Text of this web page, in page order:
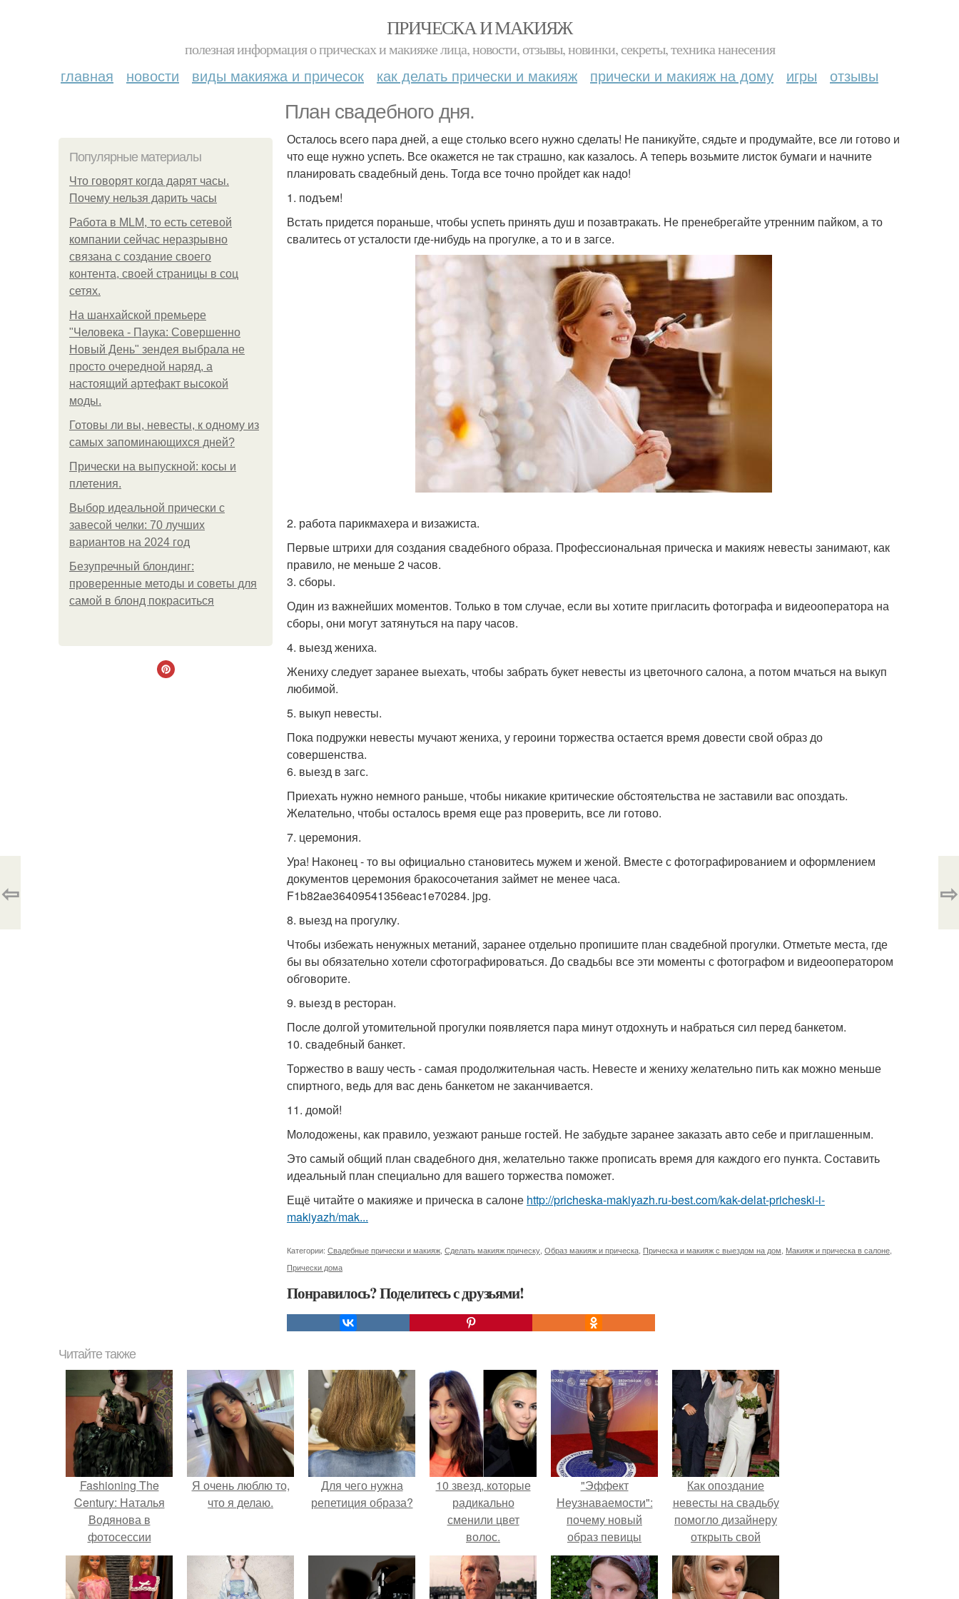
ПРИЧЕСКА И МАКИЯЖ
полезная информация о прическах и макияже лица, новости, отзывы, новинки, секреты, техника нанесения
главная новости виды макияжа и причесок как делать прически и макияж прически и макияж на дому игры отзывы
План свадебного дня.
Популярные материалы
Что говорят когда дарят часы.
Почему нельзя дарить часы
Работа в MLM, то есть сетевой
компании сейчас неразрывно
связана с создание своего
контента, своей страницы в соц
сетях.
На шанхайской премьере
"Человека - Паука: Совершенно
Новый День" зендея выбрала не
просто очередной наряд, а
настоящий артефакт высокой
моды.
Готовы ли вы, невесты, к одному из
самых запоминающихся дней?
Прически на выпускной: косы и
плетения.
Выбор идеальной прически с
завесой челки: 70 лучших
вариантов на 2024 год
Безупречный блондинг:
проверенные методы и советы для
самой в блонд покраситься
Осталось всего пара дней, а еще столько всего нужно сделать! Не паникуйте, сядьте и продумайте, все ли готово и
что еще нужно успеть. Все окажется не так страшно, как казалось. А теперь возьмите листок бумаги и начните
планировать свадебный день. Тогда все точно пройдет как надо!
1. подъем!
Встать придется пораньше, чтобы успеть принять душ и позавтракать. Не пренебрегайте утренним пайком, а то
свалитесь от усталости где-нибудь на прогулке, а то и в загсе.
2. работа парикмахера и визажиста.
Первые штрихи для создания свадебного образа. Профессиональная прическа и макияж невесты занимают, как
правило, не меньше 2 часов.
3. сборы.
Один из важнейших моментов. Только в том случае, если вы хотите пригласить фотографа и видеооператора на
сборы, они могут затянуться на пару часов.
4. выезд жениха.
Жениху следует заранее выехать, чтобы забрать букет невесты из цветочного салона, а потом мчаться на выкуп
любимой.
5. выкуп невесты.
Пока подружки невесты мучают жениха, у героини торжества остается время довести свой образ до
совершенства.
6. выезд в загс.
Приехать нужно немного раньше, чтобы никакие критические обстоятельства не заставили вас опоздать.
Желательно, чтобы осталось время еще раз проверить, все ли готово.
7. церемония.
Ура! Наконец - то вы официально становитесь мужем и женой. Вместе с фотографированием и оформлением
документов церемония бракосочетания займет не менее часа.
F1b82ae36409541356eac1e70284. jpg.
8. выезд на прогулку.
Чтобы избежать ненужных метаний, заранее отдельно пропишите план свадебной прогулки. Отметьте места, где
бы вы обязательно хотели сфотографироваться. До свадьбы все эти моменты с фотографом и видеооператором
обговорите.
9. выезд в ресторан.
После долгой утомительной прогулки появляется пара минут отдохнуть и набраться сил перед банкетом.
10. свадебный банкет.
Торжество в вашу честь - самая продолжительная часть. Невесте и жениху желательно пить как можно меньше
спиртного, ведь для вас день банкетом не заканчивается.
11. домой!
Молодожены, как правило, уезжают раньше гостей. Не забудьте заранее заказать авто себе и приглашенным.
Это самый общий план свадебного дня, желательно также прописать время для каждого его пункта. Составить
идеальный план специально для вашего торжества поможет.
Ещё читайте о макияже и прическа в салоне http://pricheska-makiyazh.ru-best.com/kak-delat-pricheski-i-
makiyazh/mak...
Категории: Свадебные прически и макияж Сделать макияж прическу Образ макияж и прическа Прическа и макияж с выездом на дом Макияж и прическа в салоне
Прически дома
Понравилось? Поделитесь с друзьями!
⇦ ⇨
Читайте также
Fashioning The
Century: Наталья
Водянова в
фотосессии
Стивена мейзела
для Vogue US May
2007.
Я очень люблю то,
что я делаю.
Для чего нужна
репетиция образа?
10 звезд, которые
радикально
сменили цвет
волос.
"Эффект
Неузнаваемости":
почему новый
образ певицы
вызвал споры о
гранях
возможного?
Как опоздание
невесты на свадьбу
помогло дизайнеру
открыть свой
бренд.